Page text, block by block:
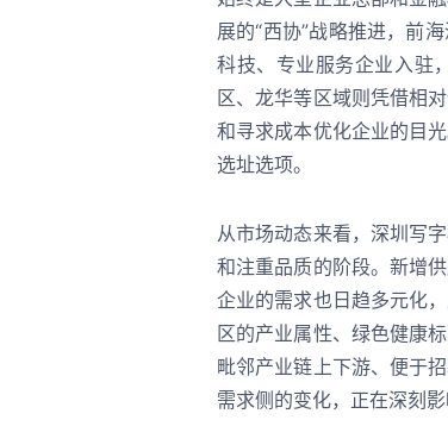
展的“西协”战略推进，前
科技、专业服务企业入驻
区、龙华等区域则凭借相
和寻求成本优化企业的目
选址选项。
从市场动态来看，深圳写
和注重品质的阶段。新增
企业的需求也日趋多元化
区的产业属性、绿色健康
毗邻产业链上下游、便于
需求侧的变化，正在深刻